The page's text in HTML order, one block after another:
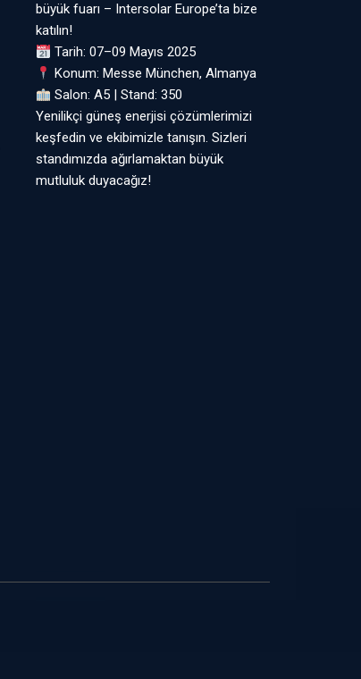
büyük fuarı – Intersolar Europe’ta bize
katılın!
Tarih: 07–09 Mayıs 2025
Konum: Messe München, Almanya
Salon: A5 | Stand: 350
Yenilikçi güneş enerjisi çözümlerimizi
keşfedin ve ekibimizle tanışın. Sizleri
standımızda ağırlamaktan büyük
mutluluk duyacağız!
TAGEM